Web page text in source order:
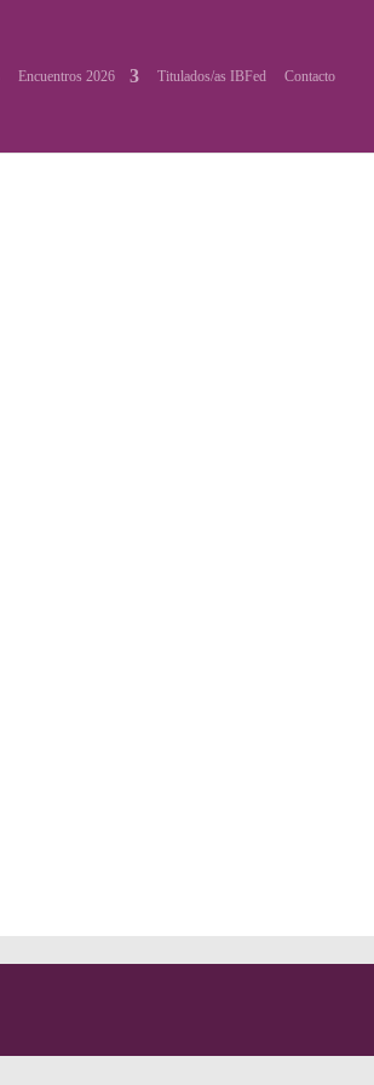
Encuentros 2026 Titulados/as IBFed Contacto